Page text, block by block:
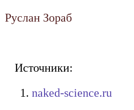
Руслан Зораб
Источники:
naked-science.ru